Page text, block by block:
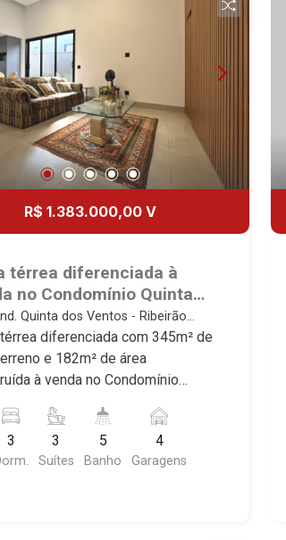
R$ 1.383.000,00 V
térrea diferenciada à
no Condomínio Quinta
próximo ao
Iguatemi - Ribeirão
SP.
Quinta dos Ventos - Ribeirão
SP diferenciada com 345m² de
e 182m² de área
à venda no Condomínio
Iguatemi - Bairro Cond. Quinta
Ribeirão Preto/SP.
as características deste
3 3
Suítes
5
Banho
4
Garagens